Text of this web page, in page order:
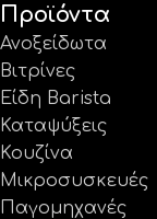
Προϊόντα
Ανοξείδωτα
Βιτρίνες
Είδη Barista
Καταψύξεις
Κουζίνα
Μικροσυσκευές
Παγομηχανές